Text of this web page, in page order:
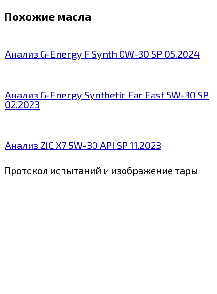
Похожие масла
Анализ G-Energy F Synth 0W-30 SP 05.2024
Анализ G-Energy Synthetic Far East 5W-30 SP
02.2023
Анализ ZIC X7 5W-30 API SP 11.2023
Протокол испытаний и изображение тары